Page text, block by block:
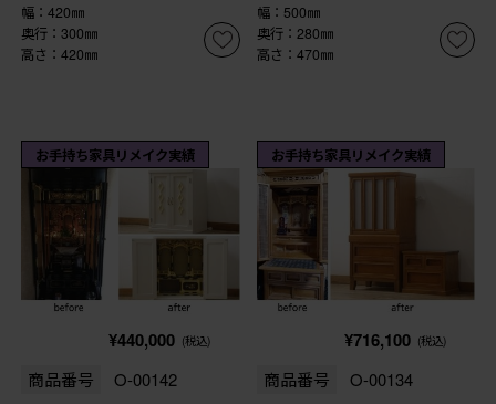
幅：420㎜
奥行：300㎜
高さ：420㎜
幅：500㎜
奥行：280㎜
高さ：470㎜
お手持ち家具リメイク実績
¥440,000 (税込)
商品番号 O-00142
お手持ち家具リメイク実績
¥716,100 (税込)
商品番号 O-00134